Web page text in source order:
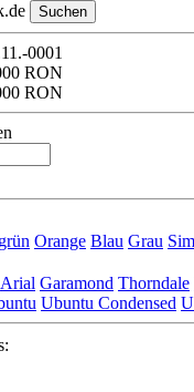
0001
RON
RON
Orange Blau Grau
Arial Garamond Thorndale
Ubuntu Condensed